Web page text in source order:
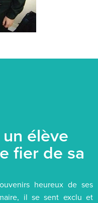
élève
fier de sa
heureux de ses
il se sent exclu et